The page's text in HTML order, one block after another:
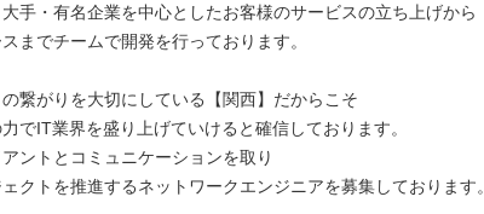
手・有名企業を中心としたお客様のサービスの立ち上げから
までチームで開発を行っております。
繋がりを大切にしている【関西】だからこそ
でIT業界を盛り上げていけると確信しております。
ントとコミュニケーションを取り
クトを推進するネットワークエンジニアを募集しております